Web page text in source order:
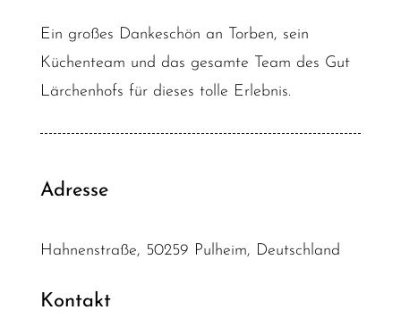
Ein großes Dankeschön an Torben, sein
Küchenteam und das gesamte Team des Gut
Lärchenhofs für dieses tolle Erlebnis.
Adresse
Hahnenstraße, 50259 Pulheim, Deutschland
Kontakt